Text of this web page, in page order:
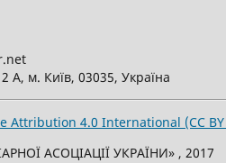
А, м. Київ, 03035, Україна
Attribution 4.0 International (CC BY
АСОЦІАЦІЇ УКРАЇНИ» , 2017